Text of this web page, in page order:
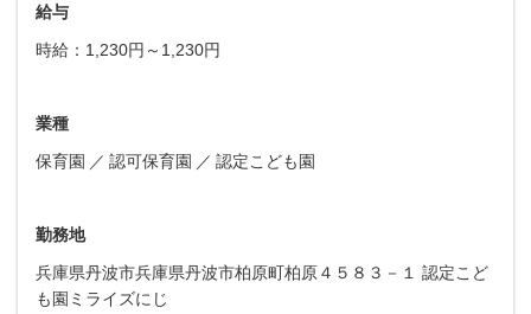
給与
時給：1,230円～1,230円
業種
保育園
認可保育園 認定こども園
勤務地
兵庫県丹波市兵庫県丹波市柏原町柏原４５８３－１ 認定こど
も園ミライズにじ